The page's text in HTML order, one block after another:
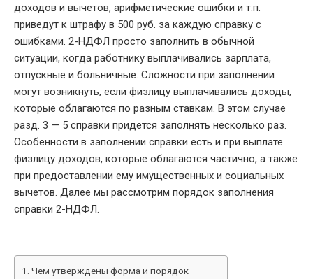
доходов и вычетов, арифметические ошибки и т.п.
приведут к штрафу в 500 руб. за каждую справку с
ошибками. 2-НДФЛ просто заполнить в обычной
ситуации, когда работнику выплачивались зарплата,
отпускные и больничные. Сложности при заполнении
могут возникнуть, если физлицу выплачивались доходы,
которые облагаются по разным ставкам. В этом случае
разд. 3 — 5 справки придется заполнять несколько раз.
Особенности в заполнении справки есть и при выплате
физлицу доходов, которые облагаются частично, а также
при предоставлении ему имущественных и социальных
вычетов. Далее мы рассмотрим порядок заполнения
справки 2-НДФЛ.
Чем утверждены форма и порядок